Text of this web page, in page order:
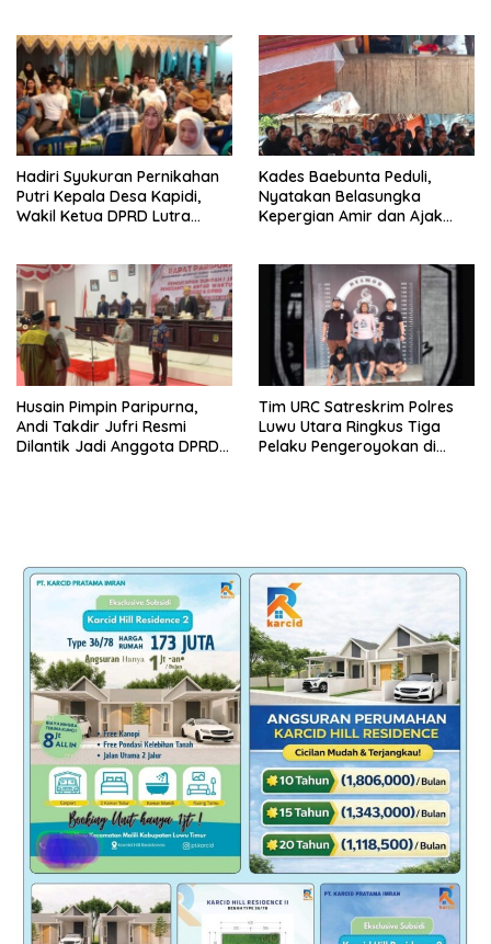
Hadiri Syukuran Pernikahan
Putri Kepala Desa Kapidi,
Wakil Ketua DPRD Lutra
Kades Baebunta Peduli,
Nyatakan Belasungka
Kepergian Amir dan Ajak
Husain Pimpin Paripurna,
Andi Takdir Jufri Resmi
Dilantik Jadi Anggota DPRD
Tim URC Satreskrim Polres
Luwu Utara Ringkus Tiga
Pelaku Pengeroyokan di